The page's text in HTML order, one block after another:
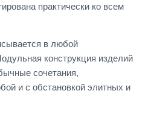
практически ко всем
в любой
конструкция изделий
сочетания,
и с обстановкой элитных и